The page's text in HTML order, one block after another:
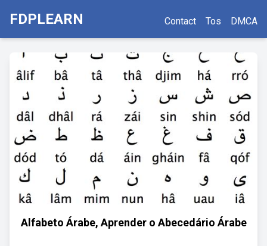
FDPLEARN Contact Tos DMCA
Alfabeto Árabe, Aprender o Abecedário Árabe